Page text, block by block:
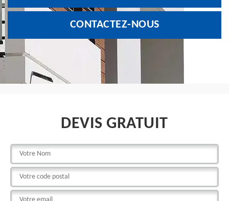
CONTACTEZ-NOUS
DEVIS GRATUIT